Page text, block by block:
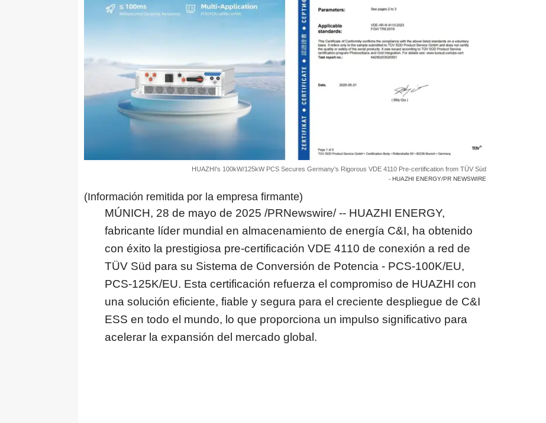
HUAZHI's 100kW/125kW PCS Secures Germany's Rigorous VDE 4110 Pre-certification from TÜV Süd
- HUAZHI ENERGY/PR NEWSWIRE
(Información remitida por la empresa firmante)
MÚNICH, 28 de mayo de 2025 /PRNewswire/ -- HUAZHI ENERGY,
fabricante líder mundial en almacenamiento de energía C&I, ha obtenido
con éxito la prestigiosa pre-certificación VDE 4110 de conexión a red de
TÜV Süd para su Sistema de Conversión de Potencia - PCS-100K/EU,
PCS-125K/EU. Esta certificación refuerza el compromiso de HUAZHI con
una solución eficiente, fiable y segura para el creciente despliegue de C&I
ESS en todo el mundo, lo que proporciona un impulso significativo para
acelerar la expansión del mercado global.